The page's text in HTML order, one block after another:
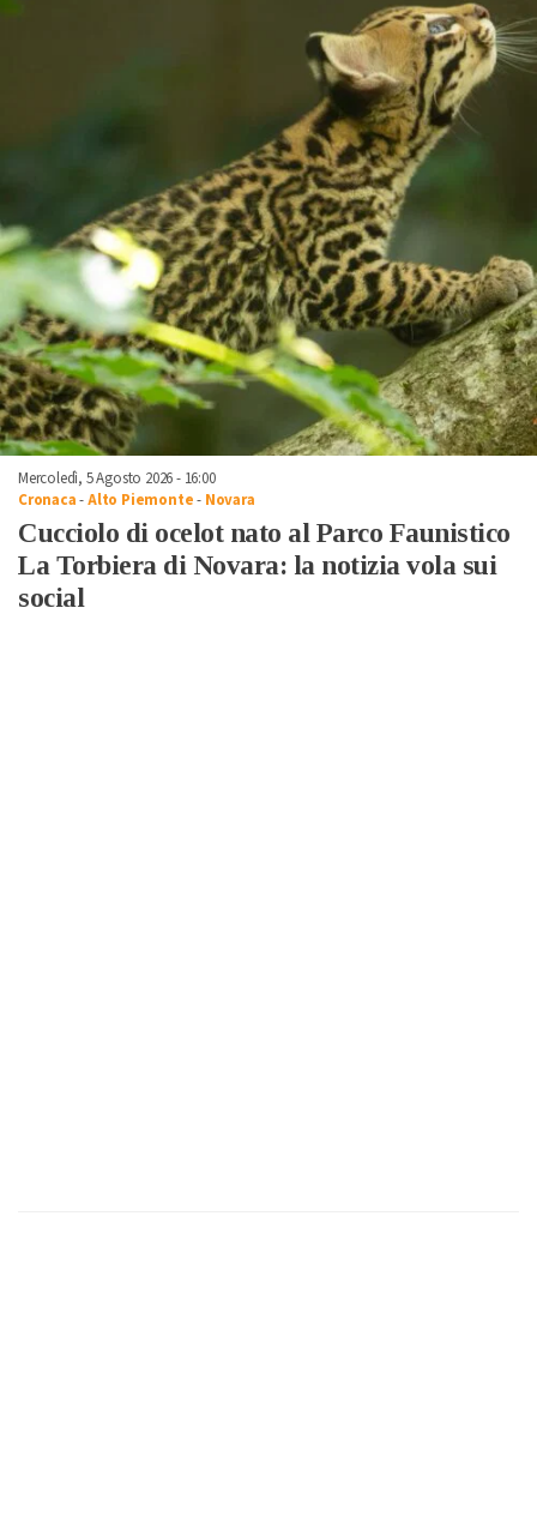
Mercoledì, 5 Agosto 2026 - 16:00
Cronaca-Alto Piemonte- Novara
Cucciolo di ocelot nato al Parco Faunistico
La Torbiera di Novara: la notizia vola sui
social